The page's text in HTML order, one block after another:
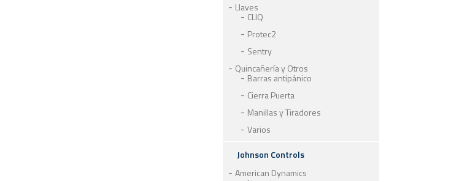
Llaves
CLIQ
Protec2
Sentry
Quincañería y Otros
Barras antipánico
Cierra Puerta
Manillas y Tiradores
Varios
Johnson Controls
American Dynamics